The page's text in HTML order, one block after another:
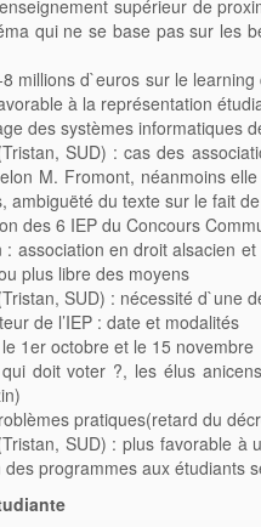
supérieur de
qui ne se base pas sur les
millions d`euros sur le
à la représentation
des systèmes informatiques
SUD) : cas des
M. Fromont, néanmoins
ambiguëté du texte sur le fait
des 6 IEP du Concours
: association en droit alsacien
plus libre des moyens
SUD) : nécessité d`une
de l’IEP : date et modalités
1er octobre et le 15 novembre
doit voter ?, les élus
pratiques(retard du
SUD) : plus favorable à
programmes aux étudiants